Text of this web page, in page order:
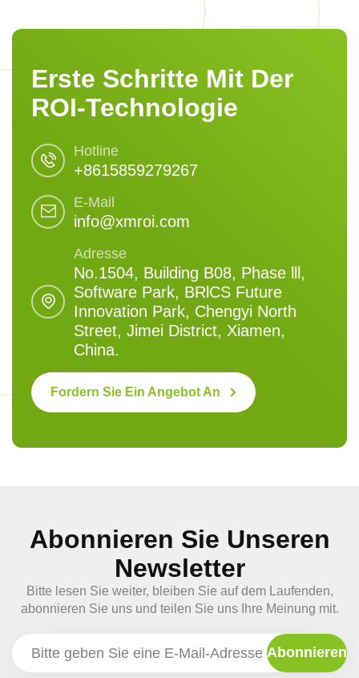
Erste Schritte Mit Der
ROI-Technologie
Hotline
+8615859279267
E-Mail
info@xmroi.com
Adresse
No.1504, Building B08, Phase lll,
Software Park, BRlCS Future
Innovation Park, Chengyi North
Street, Jimei District, Xiamen,
China.
Fordern Sie Ein Angebot An
Abonnieren Sie Unseren
Newsletter
Bitte lesen Sie weiter, bleiben Sie auf dem Laufenden,
abonnieren Sie uns und teilen Sie uns Ihre Meinung mit.